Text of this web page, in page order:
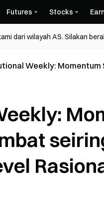
Futures Stocks
dari wilayah AS. Silakan
Weekly: Momentum